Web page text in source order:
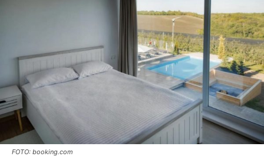
FOTO: booking.com